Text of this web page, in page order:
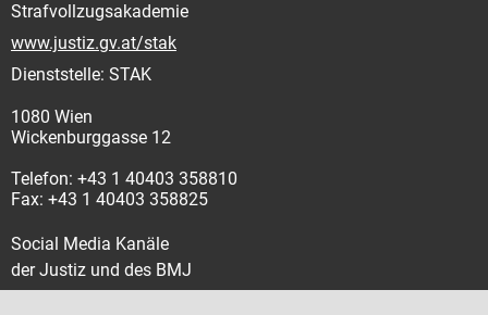
Strafvollzugsakademie
www.justiz.gv.at/stak
Dienststelle: STAK
1080 Wien
Wickenburggasse 12
Telefon: +43 1 40403 358810
Fax: +43 1 40403 358825
Social Media Kanäle
der Justiz und des BMJ